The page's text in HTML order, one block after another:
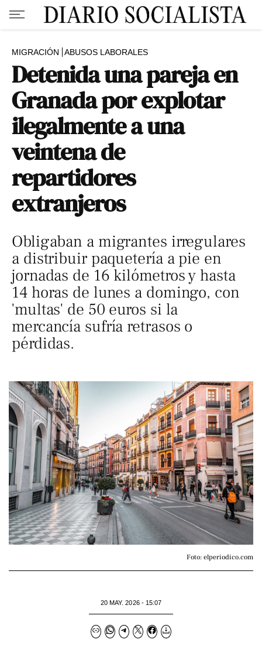
MIGRACIÓN ABUSOS LABORALES
Detenida una pareja en
Granada por explotar
ilegalmente a una
veintena de
repartidores
extranjeros
Obligaban a migrantes irregulares
a distribuir paquetería a pie en
jornadas de 16 kilómetros y hasta
14 horas de lunes a domingo, con
'multas' de 50 euros si la
mercancía sufría retrasos o
pérdidas.
Foto: elperiodico.com
20 MAY. 2026 - 15:07